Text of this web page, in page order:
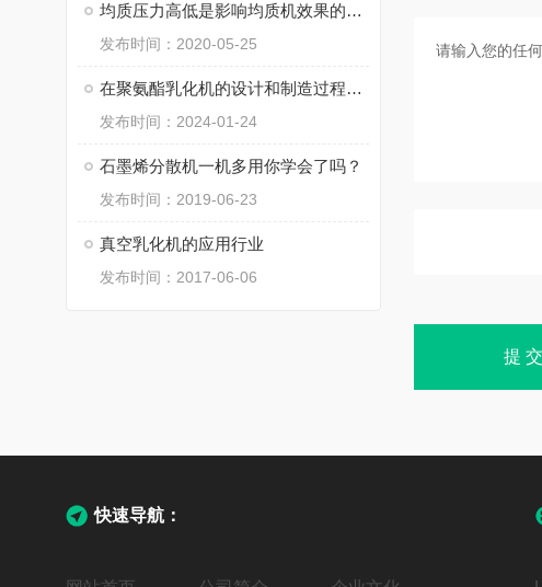
均质压力高低是影响均质机效果的重要因素
发布时间：2020-05-25
在聚氨酯乳化机的设计和制造过程中，需要考虑以下几个关键因素
发布时间：2024-01-24
石墨烯分散机一机多用你学会了吗？
发布时间：2019-06-23
真空乳化机的应用行业
发布时间：2017-06-06
快速导航：